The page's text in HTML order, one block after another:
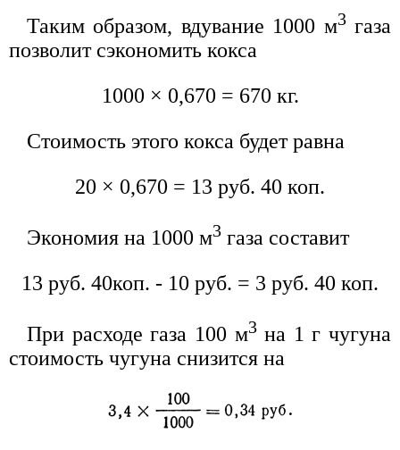
Таким образом, вдувание 1000 м3газа
позволит сэкономить кокса
1000 × 0,670 = 670 кг.
Стоимость этого кокса будет равна
20 × 0,670 = 13 руб. 40 коп.
Экономия на 1000 м3 газа составит
13 руб. 40коп. - 10 руб. = 3 руб. 40 коп.
При расходе газа 100 м3на 1 г чугуна
стоимость чугуна снизится на